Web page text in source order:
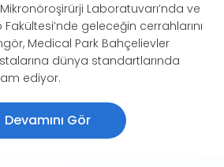
Laboratuvarı’nda ve
Fakültesi’nde geleceğin cerrahlarını
Medical Park Bahçelievler
dünya standartlarında
ediyor.
Devamını Gör